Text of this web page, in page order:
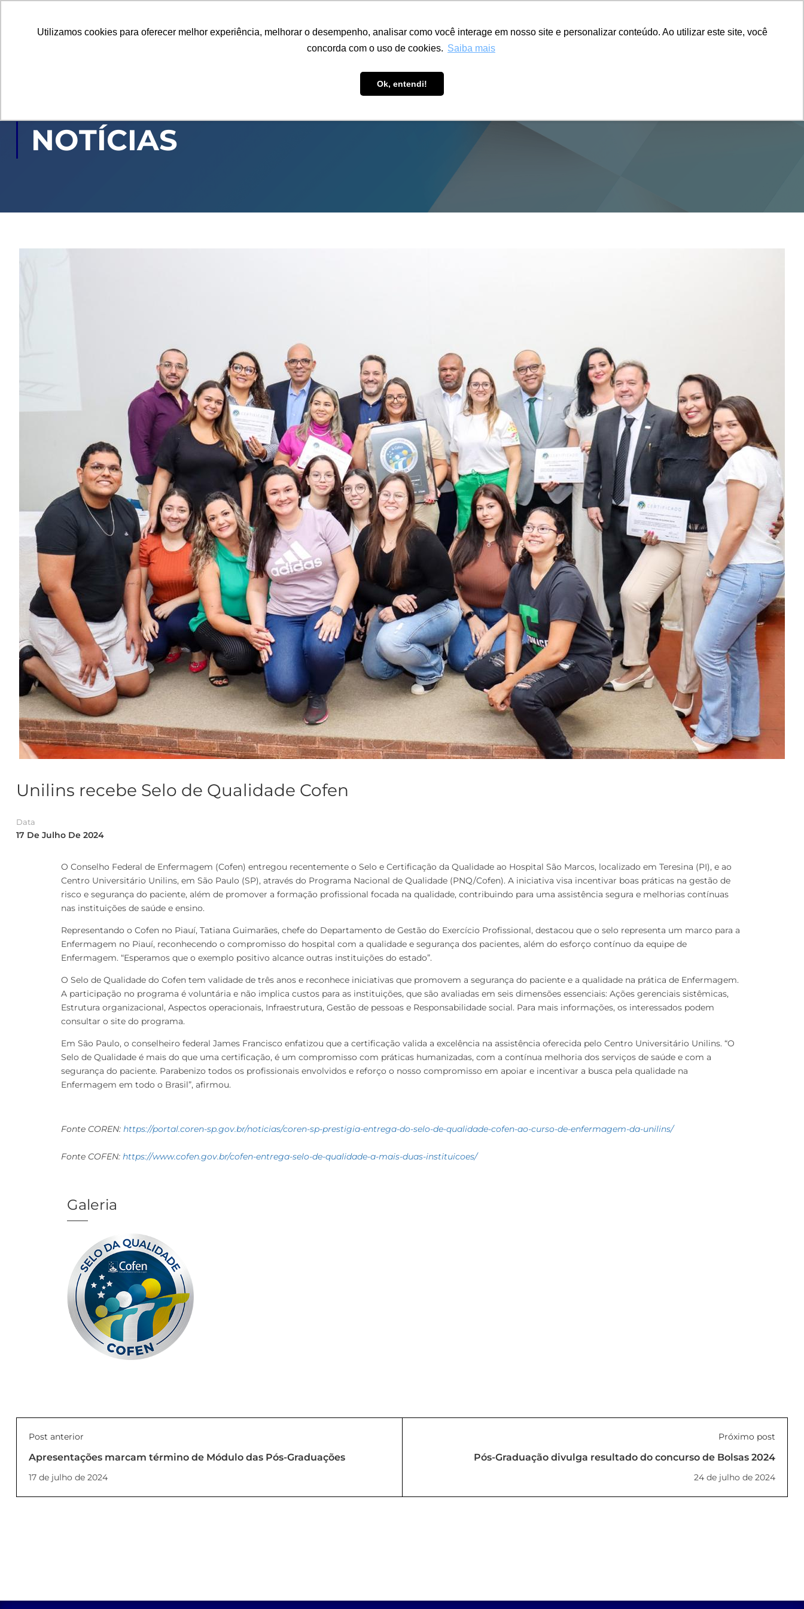
Utilizamos cookies para oferecer melhor experiência, melhorar o desempenho, analisar como você interage em nosso site e personalizar conteúdo. Ao utilizar este site, você
concorda com o uso de cookies. Saiba mais
Ok, entendi!
PÓS-GRADUAÇÃO CAPACITAÇÃO EXTENSÃO PESQUISA
NOTÍCIAS
Unilins recebe Selo de Qualidade Cofen
Data
17 De Julho De 2024
O Conselho Federal de Enfermagem (Cofen) entregou recentemente o Selo e Certificação da Qualidade ao Hospital São Marcos, localizado em Teresina (PI), e ao
Centro Universitário Unilins, em São Paulo (SP), através do Programa Nacional de Qualidade (PNQ/Cofen). A iniciativa visa incentivar boas práticas na gestão de
risco e segurança do paciente, além de promover a formação profissional focada na qualidade, contribuindo para uma assistência segura e melhorias contínuas
nas instituições de saúde e ensino.
Representando o Cofen no Piauí, Tatiana Guimarães, chefe do Departamento de Gestão do Exercício Profissional, destacou que o selo representa um marco para a
Enfermagem no Piauí, reconhecendo o compromisso do hospital com a qualidade e segurança dos pacientes, além do esforço contínuo da equipe de
Enfermagem. “Esperamos que o exemplo positivo alcance outras instituições do estado”.
O Selo de Qualidade do Cofen tem validade de três anos e reconhece iniciativas que promovem a segurança do paciente e a qualidade na prática de Enfermagem.
A participação no programa é voluntária e não implica custos para as instituições, que são avaliadas em seis dimensões essenciais: Ações gerenciais sistêmicas,
Estrutura organizacional, Aspectos operacionais, Infraestrutura, Gestão de pessoas e Responsabilidade social. Para mais informações, os interessados podem
consultar o site do programa.
Em São Paulo, o conselheiro federal James Francisco enfatizou que a certificação valida a excelência na assistência oferecida pelo Centro Universitário Unilins. “O
Selo de Qualidade é mais do que uma certificação, é um compromisso com práticas humanizadas, com a contínua melhoria dos serviços de saúde e com a
segurança do paciente. Parabenizo todos os profissionais envolvidos e reforço o nosso compromisso em apoiar e incentivar a busca pela qualidade na
Enfermagem em todo o Brasil”, afirmou.
Fonte COREN: https://portal.coren-sp.gov.br/noticias/coren-sp-prestigia-entrega-do-selo-de-qualidade-cofen-ao-curso-de-enfermagem-da-unilins/
Fonte COFEN: https://www.cofen.gov.br/cofen-entrega-selo-de-qualidade-a-mais-duas-instituicoes/
Galeria
Post anterior
Apresentações marcam término de Módulo das Pós-Graduações
17 de julho de 2024
Próximo post
Pós-Graduação divulga resultado do concurso de Bolsas 2024
24 de julho de 2024